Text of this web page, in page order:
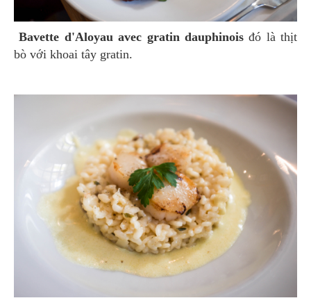
Bavette d'Aloyau avec gratin dauphinoisđó là thịt
bò với khoai tây gratin.